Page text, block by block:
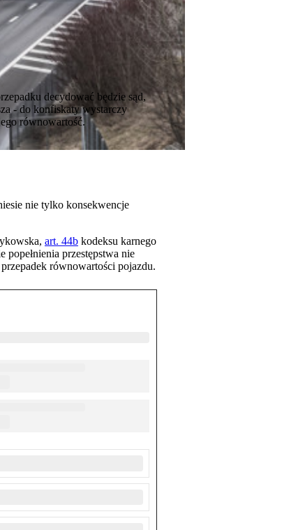
decydować będzie sąd,
- do konfiskaty wystarczy
równowartość.
nie tylko konsekwencje
art. 44b kodeksu karnego
popełnienia przestępstwa nie
równowartości pojazdu.